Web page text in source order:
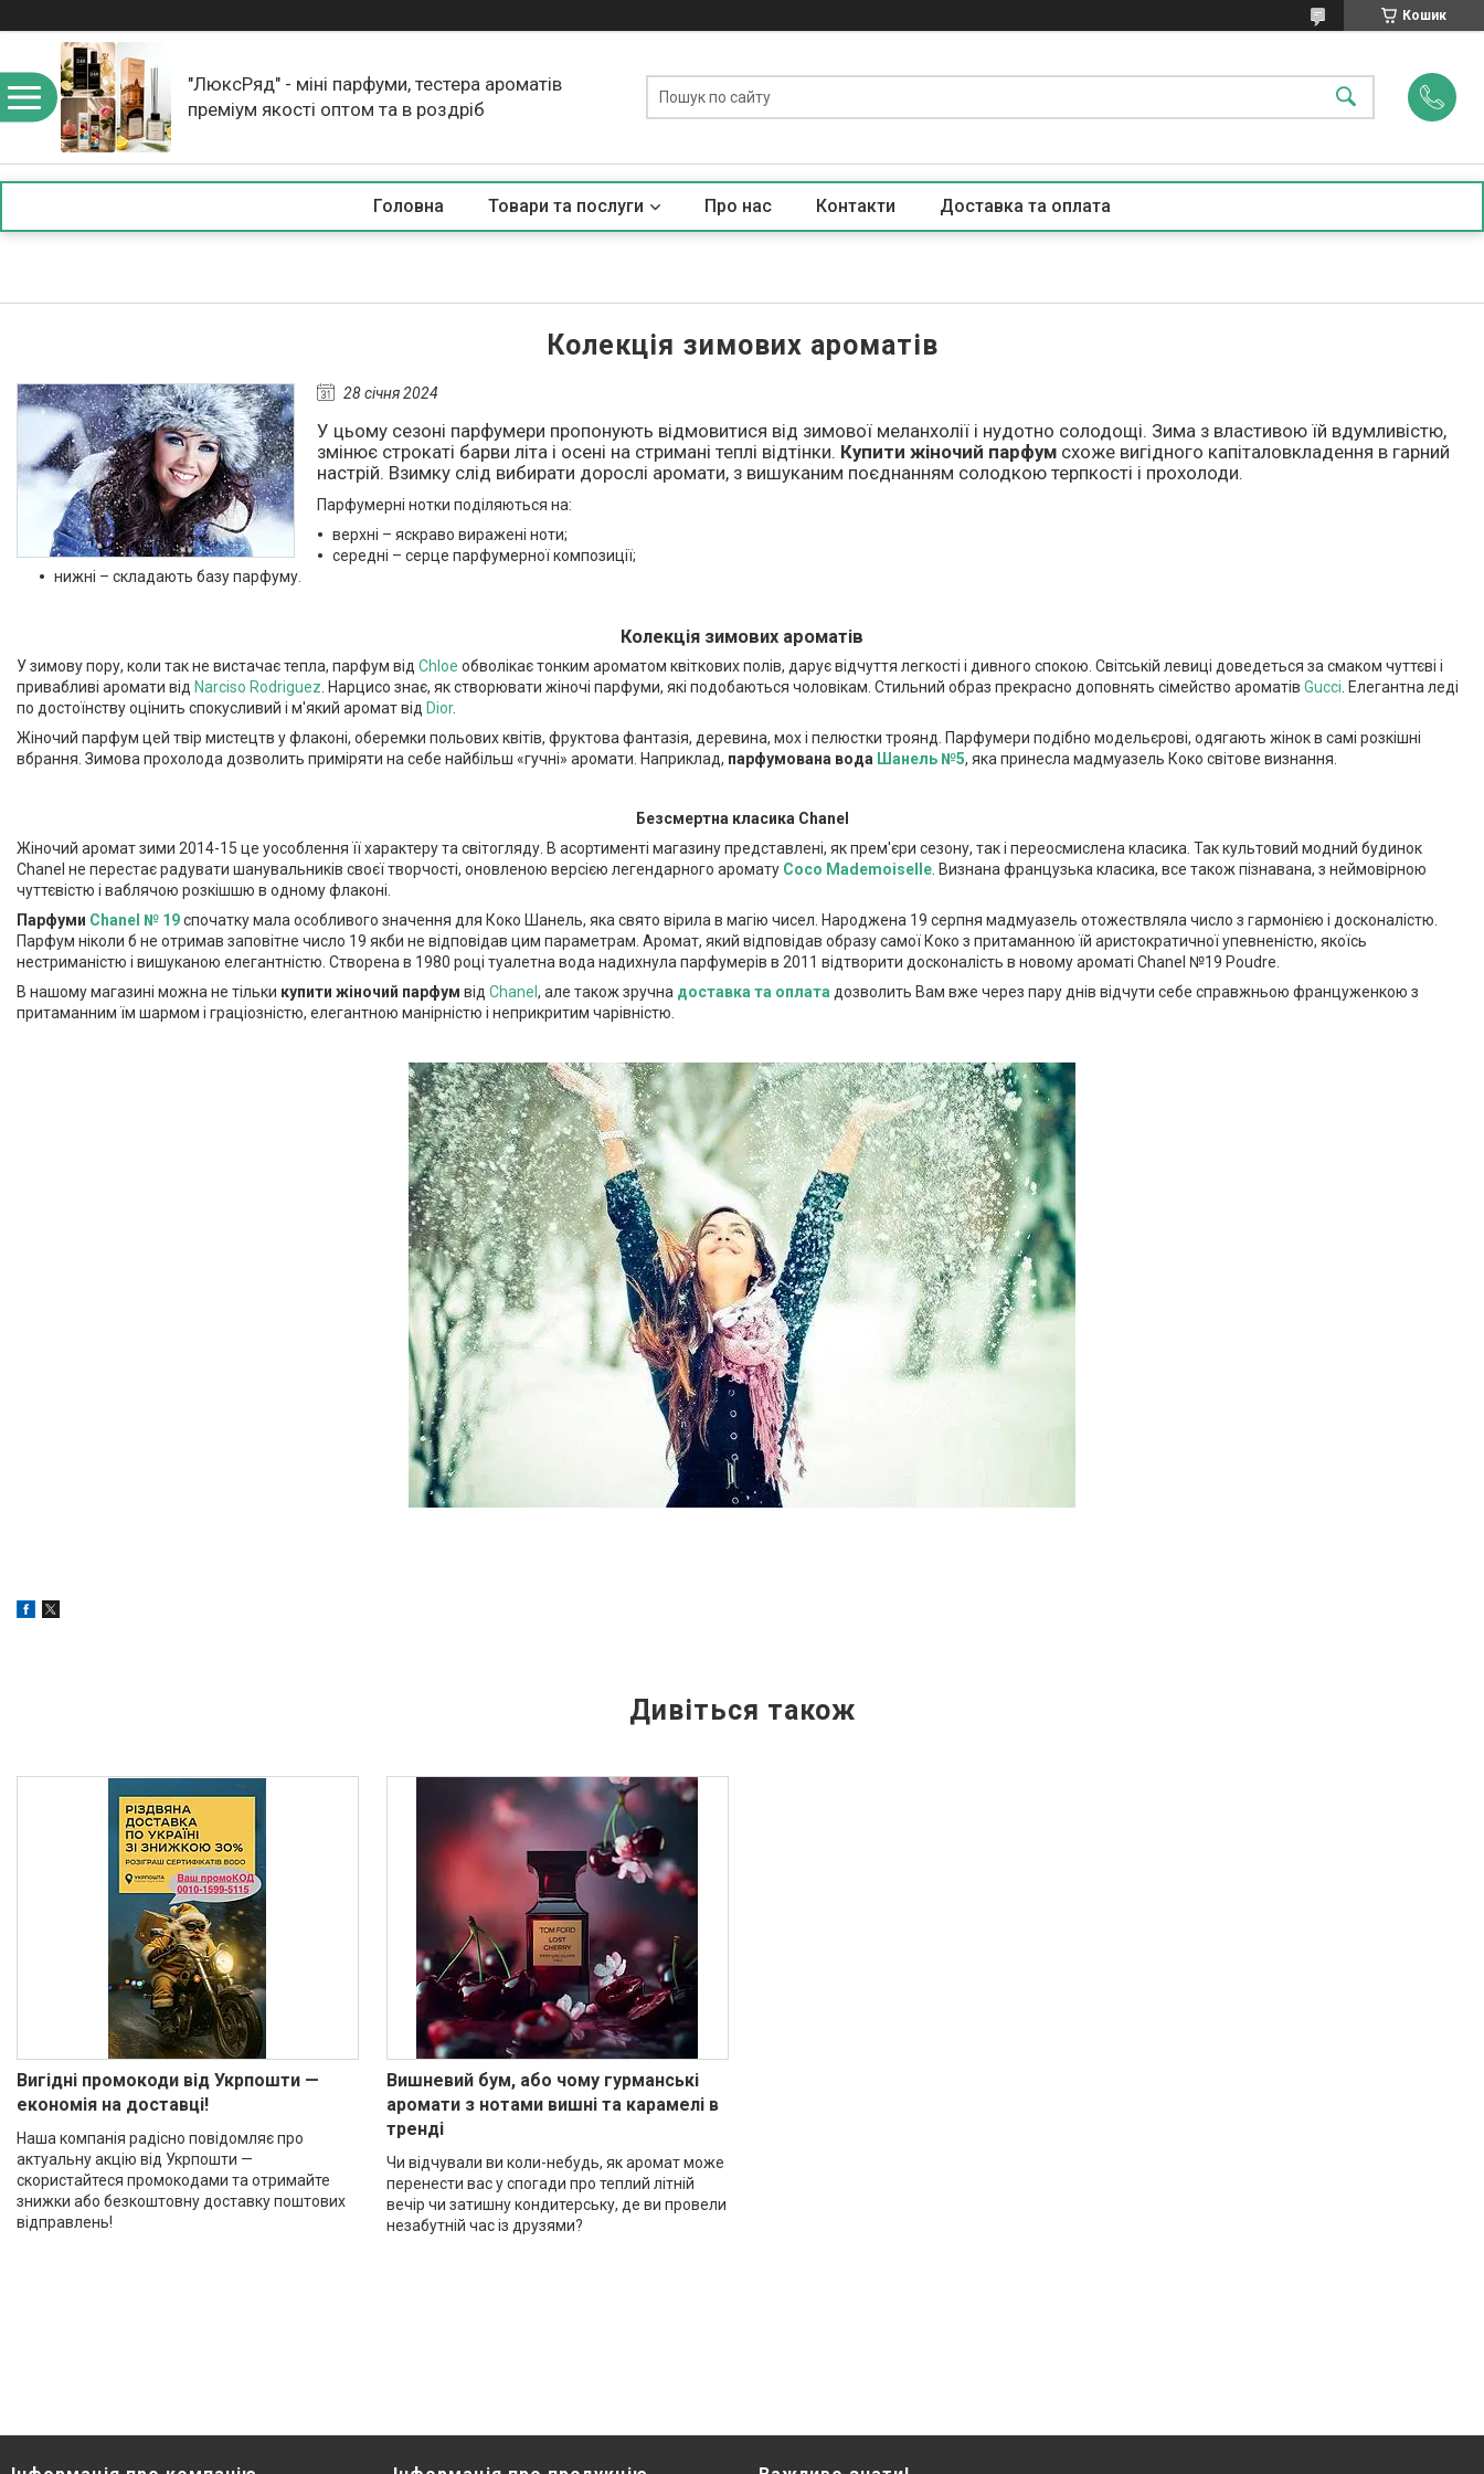
Кошик
"ЛюксРяд" - міні парфуми, тестера ароматів
преміум якості оптом та в роздріб
Головна Товари та послуги Про нас Контакти Доставка та оплата
Колекція зимових ароматів
28 січня 2024
У цьому сезоні парфумери пропонують відмовитися від зимової меланхолії і нудотно солодощі. Зима з властивою їй вдумливістю,
змінює строкаті барви літа і осені на стримані теплі відтінки. Купити жіночий парфум схоже вигідного капіталовкладення в гарний
настрій. Взимку слід вибирати дорослі аромати, з вишуканим поєднанням солодкою терпкості і прохолоди.
Парфумерні нотки поділяються на:
верхні – яскраво виражені ноти;
середні – серце парфумерної композиції;
нижні – складають базу парфуму.
Колекція зимових ароматів
У зимову пору, коли так не вистачає тепла, парфум від Chloe обволікає тонким ароматом квіткових полів, дарує відчуття легкості і дивного спокою. Світській левиці доведеться за смаком чуттєві і
привабливі аромати від Narciso Rodriguez . Нарцисо знає, як створювати жіночі парфуми, які подобаються чоловікам. Стильний образ прекрасно доповнять сімейство ароматів Gucci . Елегантна леді
по достоїнству оцінить спокусливий і м'який аромат від Dior.
Жіночий парфум цей твір мистецтв у флаконі, оберемки польових квітів, фруктова фантазія, деревина, мох і пелюстки троянд. Парфумери подібно модельєрові, одягають жінок в самі розкішні
вбрання. Зимова прохолода дозволить приміряти на себе найбільш «гучні» аромати. Наприклад, парфумована вода Шанель №5, яка принесла мадмуазель Коко світове визнання.
Безсмертна класика Chanel
Жіночий аромат зими 2014-15 це уособлення її характеру та світогляду. В асортименті магазину представлені, як прем'єри сезону, так і переосмислена класика. Так культовий модний будинок
Chanel не перестає радувати шанувальників своєї творчості, оновленою версією легендарного аромату Coco Mademoiselle . Визнана французька класика, все також пізнавана, з неймовірною
чуттєвістю і ваблячою розкішшю в одному флаконі.
Парфуми Chanel № 19спочатку мала особливого значення для Коко Шанель, яка свято вірила в магію чисел. Народжена 19 серпня мадмуазель отожествляла число з гармонією і досконалістю.
Парфум ніколи б не отримав заповітне число 19 якби не відповідав цим параметрам. Аромат, який відповідав образу самої Коко з притаманною їй аристократичної упевненістю, якоїсь
нестриманістю і вишуканою елегантністю. Створена в 1980 році туалетна вода надихнула парфумерів в 2011 відтворити досконалість в новому ароматі Chanel №19 Poudre.
В нашому магазині можна не тільки купити жіночий парфум від Chanel , але також зручна доставка та оплата дозволить Вам вже через пару днів відчути себе справжньою француженкою з
притаманним їм шармом і граціозністю, елегантною манірністю і неприкритим чарівністю.
Вигідні промокоди від Укрпошти —
економія на доставці!
Наша компанія радісно повідомляє про
актуальну акцію від Укрпошти —
скористайтеся промокодами та отримайте
знижки або безкоштовну доставку поштових
відправлень!
Вишневий бум, або чому гурманські
аромати з нотами вишні та карамелі в
тренді
Чи відчували ви коли-небудь, як аромат може
перенести вас у спогади про теплий літній
вечір чи затишну кондитерську, де ви провели
незабутній час із друзями?